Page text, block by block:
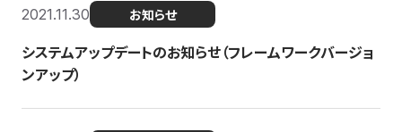
2021.11.30 お知らせ
システムアップデートのお知らせ（フレームワークバージョ
ンアップ）